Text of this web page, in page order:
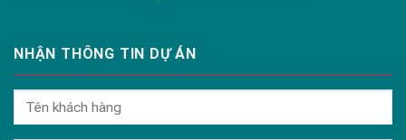
NHẬN THÔNG TIN DỰ ÁN